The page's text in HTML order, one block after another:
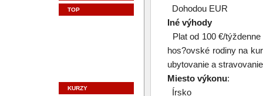
TOP
KURZY
Dohodou EUR
Iné výhody
Plat od 100 €/
hos?ovské rodiny na
ubytovanie a
Miesto výkonu:
Írsko